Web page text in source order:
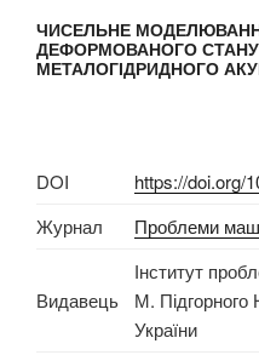
ЧИСЕЛЬНЕ
ДЕФОРМОВАНОГО СТАНУ
МЕТАЛОГІДРИДНОГО
DOI
https://doi.org/
Журнал
Проблеми
Видавець
Інститут
М. Підгорного
України